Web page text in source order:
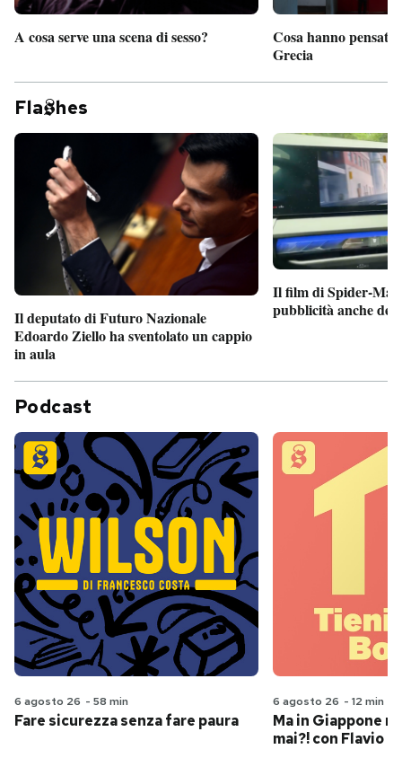
A cosa serve una scena di sesso?
Cosa hanno pensato
Grecia
Fla hes
Il deputato di Futuro Nazionale
Edoardo Ziello ha sventolato un cappio
in aula
Il film di Spider-Man
pubblicità anche
Podcast
6 agosto 26 - 58 min
Fare sicurezza senza fare paura
6 agosto 26 - 12 min
Ma in Giappone
mai?! con Flavio